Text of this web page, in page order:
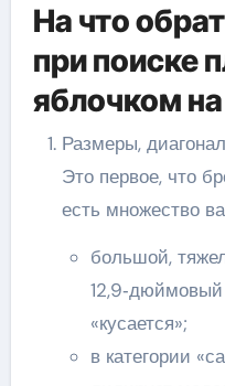
На что
при поиске
яблочком
Размеры,
Это первое, что бросается в глаза. И здесь
есть множество
большой,
«кусается»;
в категории